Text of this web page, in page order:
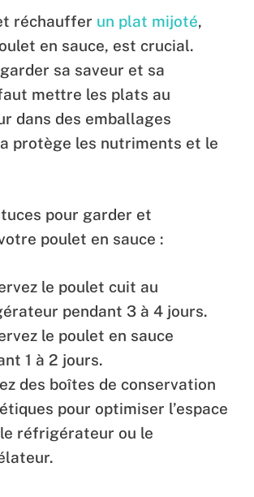
réchauffer un plat mijoté,
en sauce, est crucial.
sa saveur et sa
mettre les plats au
dans des emballages
protège les nutriments et le
pour garder et
poulet en sauce :
le poulet cuit au
pendant 3 à 4 jours.
le poulet en sauce
1 à 2 jours.
des boîtes de conservation
pour optimiser l’espace
réfrigérateur ou le